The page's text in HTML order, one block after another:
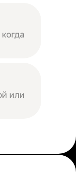
или